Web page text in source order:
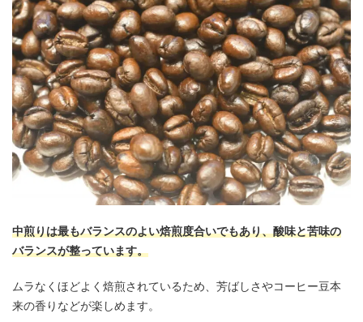
中煎りは最もバランスのよい焙煎度合いでもあり、酸味と苦味の
バランスが整っています。
ムラなくほどよく焙煎されているため、芳ばしさやコーヒー豆本
来の香りなどが楽しめます。